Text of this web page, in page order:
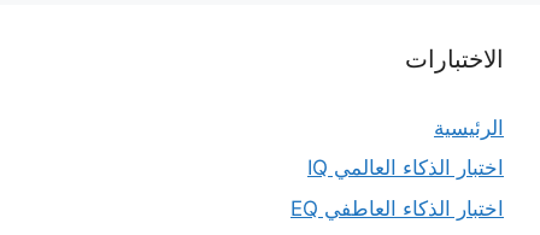
الاختبارات
الرئيسية
اختبار الذكاء العالمي IQ
اختبار الذكاء العاطفي EQ